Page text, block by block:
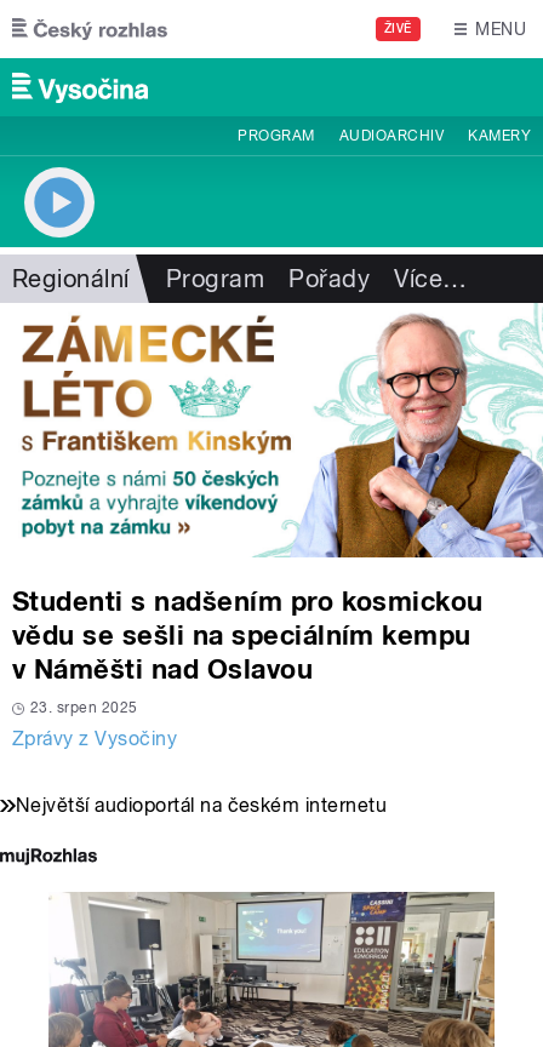
Přejít k hlavnímu obsahu
ŽIVĚ MENU
PROGRAM AUDIOARCHIV KAMERY
Regionální Program Pořady Více…
Studenti s nadšením pro kosmickou
vědu se sešli na speciálním kempu
v Náměšti nad Oslavou
23. srpen 2025
Zprávy z Vysočiny
Největší audioportál na českém internetu